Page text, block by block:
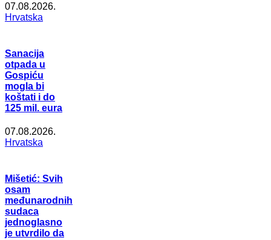
07.08.2026.
Hrvatska
Sanacija
otpada u
Gospiću
mogla bi
koštati i do
125 mil. eura
07.08.2026.
Hrvatska
Mišetić: Svih
osam
međunarodnih
sudaca
jednoglasno
je utvrdilo da